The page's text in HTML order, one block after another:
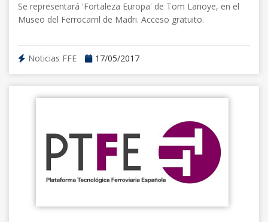
Se representará 'Fortaleza Europa' de Tom Lanoye, en el
Museo del Ferrocarril de Madri. Acceso gratuito.
Noticias FFE 17/05/2017